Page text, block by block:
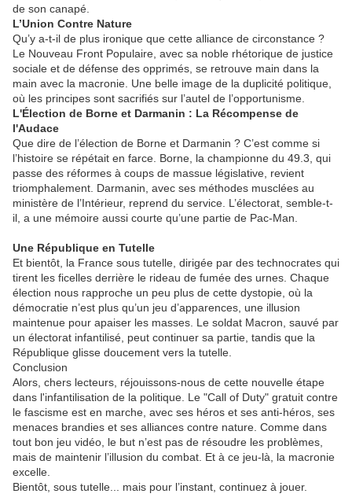
de son canapé.
L’Union Contre Nature
Qu’y a-t-il de plus ironique que cette alliance de circonstance ?
Le Nouveau Front Populaire, avec sa noble rhétorique de justice
sociale et de défense des opprimés, se retrouve main dans la
main avec la macronie. Une belle image de la duplicité politique,
où les principes sont sacrifiés sur l’autel de l’opportunisme.
L'Élection de Borne et Darmanin : La Récompense de
l'Audace
Que dire de l’élection de Borne et Darmanin ? C’est comme si
l’histoire se répétait en farce. Borne, la championne du 49.3, qui
passe des réformes à coups de massue législative, revient
triomphalement. Darmanin, avec ses méthodes musclées au
ministère de l’Intérieur, reprend du service. L’électorat, semble-t-
il, a une mémoire aussi courte qu’une partie de Pac-Man.
Une République en Tutelle
Et bientôt, la France sous tutelle, dirigée par des technocrates qui
tirent les ficelles derrière le rideau de fumée des urnes. Chaque
élection nous rapproche un peu plus de cette dystopie, où la
démocratie n’est plus qu’un jeu d’apparences, une illusion
maintenue pour apaiser les masses. Le soldat Macron, sauvé par
un électorat infantilisé, peut continuer sa partie, tandis que la
République glisse doucement vers la tutelle.
Conclusion
Alors, chers lecteurs, réjouissons-nous de cette nouvelle étape
dans l'infantilisation de la politique. Le "Call of Duty" gratuit contre
le fascisme est en marche, avec ses héros et ses anti-héros, ses
menaces brandies et ses alliances contre nature. Comme dans
tout bon jeu vidéo, le but n’est pas de résoudre les problèmes,
mais de maintenir l’illusion du combat. Et à ce jeu-là, la macronie
excelle.
Bientôt, sous tutelle... mais pour l’instant, continuez à jouer.